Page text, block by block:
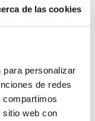
de las cookies
personalizar
de redes
sitio web con